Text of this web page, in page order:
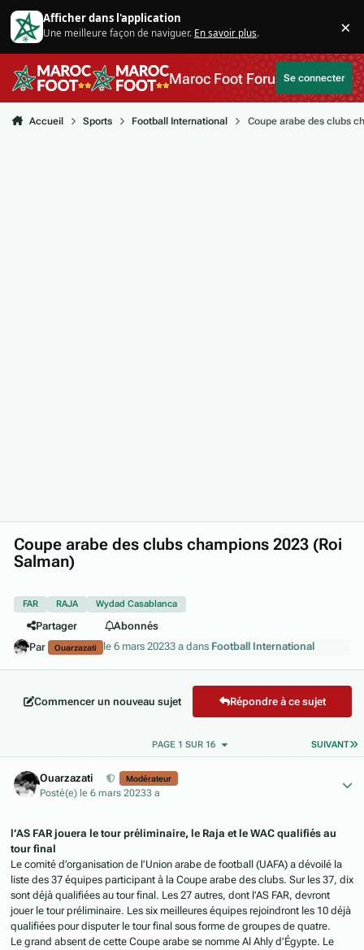
Aller au contenu
Afficher dans l'application
Une meilleure façon de naviguer. En savoir plus. ×
Maroc Foot ForumSe connecter
Accueil Sports Football International Coupe arabe des clubs
Coupe arabe des clubs champions 2023 (Roi
Salman)
FAR RAJA Wydad Casablanca
Partager
Abonnés
Par
Ouarzazati le 6 mars 20233 a dans Football International
Commencer un nouveau sujet Répondre à ce sujet
SUIVANT
PAGE 1 SUR 16
Ouarzazati Modérateur
Posté(e) le 6 mars 20233 a
l’AS FAR jouera le tour préliminaire, le Raja et le WAC qualifiés au
tour final
Le comité d’organisation de l’Union arabe de football (UAFA) a dévoilé la
liste des 37 équipes participant à la Coupe arabe des clubs. Sur les 37, dix
sont déjà qualifiées au tour final. Les 27 autres, dont l’AS FAR, devront
jouer le tour préliminaire. Les six meilleures équipes rejoindront les 10 déjà
qualifiées pour disputer le tour final sous forme de groupes de quatre.
Le grand absent de cette Coupe arabe se nomme Al Ahly d’Égypte. Le